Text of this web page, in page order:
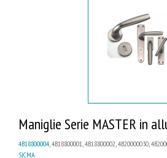
Maniglie Serie MASTER in
4B18800004, 4B18800001, 4B18800002, 4B20000030,
SICMA